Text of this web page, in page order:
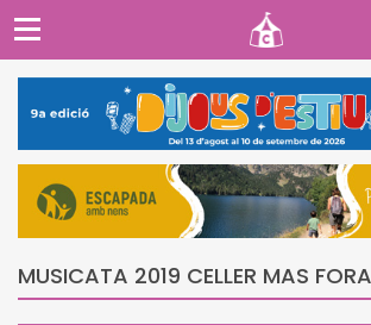
MUSICATA 2019 CELLER MAS